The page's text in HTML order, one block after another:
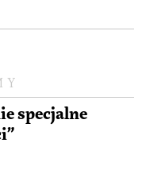
specjalne